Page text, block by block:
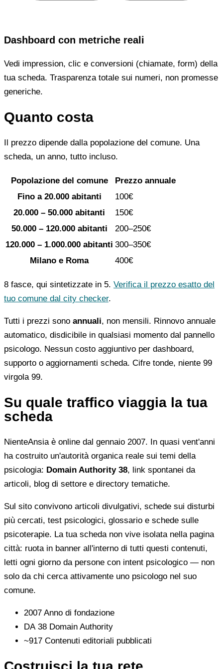
Dashboard con metriche reali
Vedi impression, clic e conversioni (chiamate, form) della
tua scheda. Trasparenza totale sui numeri, non promesse
generiche.
Quanto costa
Il prezzo dipende dalla popolazione del comune. Una
scheda, un anno, tutto incluso.
Popolazione del comune
Prezzo annuale
Fino a 20.000 abitanti
100€
20.000 – 50.000 abitanti
150€
50.000 – 120.000 abitanti
200–250€
120.000 – 1.000.000 abitanti 300–350€
Milano e Roma
400€
8 fasce, qui sintetizzate in 5. Verifica il prezzo esatto del
tuo comune dal city checker.
Tutti i prezzi sono annuali, non mensili. Rinnovo annuale
automatico, disdicibile in qualsiasi momento dal pannello
psicologo. Nessun costo aggiuntivo per dashboard,
supporto o aggiornamenti scheda. Cifre tonde, niente 99
virgola 99.
Su quale traffico viaggia la tua
scheda
NienteAnsia è online dal gennaio 2007. In quasi vent'anni
ha costruito un'autorità organica reale sui temi della
psicologia: Domain Authority 38, link spontanei da
articoli, blog di settore e directory tematiche.
Sul sito convivono articoli divulgativi, schede sui disturbi
più cercati, test psicologici, glossario e schede sulle
psicoterapie. La tua scheda non vive isolata nella pagina
città: ruota in banner all'interno di tutti questi contenuti,
letti ogni giorno da persone con intent psicologico — non
solo da chi cerca attivamente uno psicologo nel suo
comune.
2007 Anno di fondazione
DA 38 Domain Authority
~917 Contenuti editoriali pubblicati